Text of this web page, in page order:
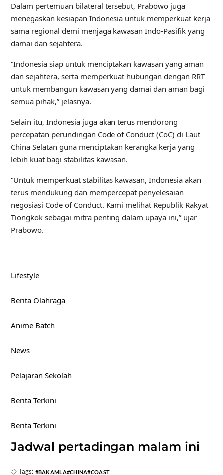
Dalam pertemuan bilateral tersebut, Prabowo juga
menegaskan kesiapan Indonesia untuk memperkuat kerja
sama regional demi menjaga kawasan Indo-Pasifik yang
damai dan sejahtera.
“Indonesia siap untuk menciptakan kawasan yang aman
dan sejahtera, serta memperkuat hubungan dengan RRT
untuk membangun kawasan yang damai dan aman bagi
semua pihak,” jelasnya.
Selain itu, Indonesia juga akan terus mendorong
percepatan perundingan Code of Conduct (CoC) di Laut
China Selatan guna menciptakan kerangka kerja yang
lebih kuat bagi stabilitas kawasan.
“Untuk memperkuat stabilitas kawasan, Indonesia akan
terus mendukung dan mempercepat penyelesaian
negosiasi Code of Conduct. Kami melihat Republik Rakyat
Tiongkok sebagai mitra penting dalam upaya ini,” ujar
Prabowo.
Lifestyle
Berita Olahraga
Anime Batch
News
Pelajaran Sekolah
Berita Terkini
Berita Terkini
Jadwal pertadingan malam ini
Tags: BAKAMLA CHINA COAST